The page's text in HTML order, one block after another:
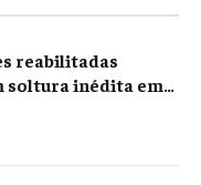
reabilitadas
soltura inédita em